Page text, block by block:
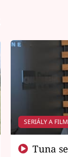
SERIÁLY A